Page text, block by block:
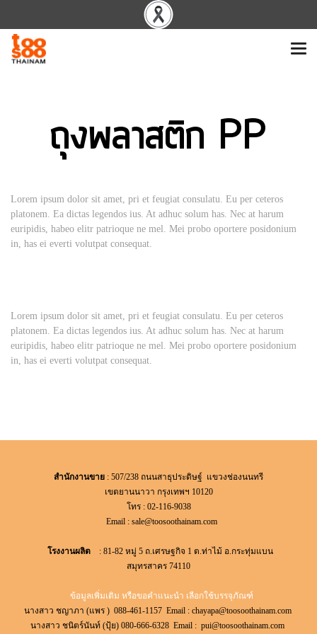
ถุงพลาสติก PP
Lorem ipsum dolor sit amet, pri et feugiat consulatu. Eu per ceteros
platonem. Ea dictas legendos ius. At adhuc solum has. Nec at harum
euripidis, habeo elitr patrioque ne mel. Mei probo oportere posidonium
in, has ei everti volutpat consequat.
Lorem ipsum dolor sit amet, pri et feugiat consulatu. Eu per ceteros
platonem. Ea dictas legendos ius. At adhuc solum has. Nec at harum
euripidis, habeo elitr patrioque ne mel. Mei probo oportere posidonium
in, has ei everti volutpat consequat.
สำนักงานขาย : 507/238 ถนนสาธุประดิษฐ์ แขวงช่องนนทรี
เขตยานนาวา กรุงเทพฯ 10120
โทร : 02-116-9038
Email : sale@toosoothainam.com
โรงงานผลิต: 81-82 หมู่ 5 ถ.เศรษฐกิจ 1 ต.ท่าไม้ อ.กระทุ่มแบน
สมุทรสาคร 74110
ข้อมูลเพิ่มเติม หรือขอคำแนะนำ เลือกใช้บรรจุภัณฑ์
นางสาว ชญาภา (แพร ) 088-461-1157 Email : chayapa@toosoothainam.com
นางสาว ชนิตร์นันท์ (ปุ้ย) 080-666-6328 Email : pui@toosoothainam.com